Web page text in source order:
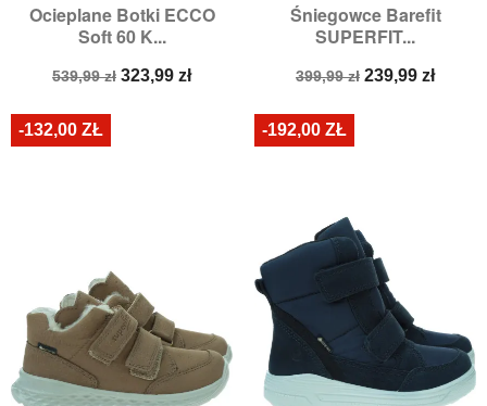
Ocieplane Botki ECCO
Soft 60 K...
Cena
539,99 zł Cena
323,99 zł
Śniegowce Barefit
SUPERFIT...
Cena
399,99 zł Cena
239,99 zł
-132,00 ZŁ -192,00 ZŁ